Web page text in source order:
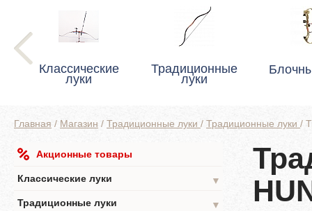
Классические
луки
Традиционные
луки
Главная / Магазин / Традиционные луки / Традиционные луки /
Акционные товары
Классические луки
▼
Традиционные луки
▼